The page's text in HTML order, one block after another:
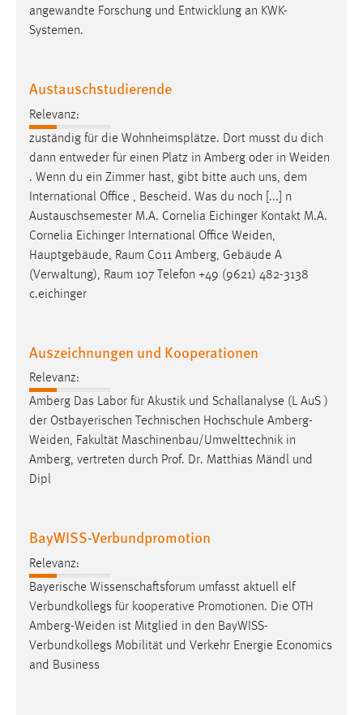
angewandte Forschung und Entwicklung an KWK-
Systemen.
Austauschstudierende
Relevanz:
zuständig für die Wohnheimsplätze. Dort musst du dich
dann entweder für einen Platz in Amberg oder in Weiden
. Wenn du ein Zimmer hast, gibt bitte auch uns, dem
International Office , Bescheid. Was du noch [...] n
Austauschsemester M.A. Cornelia Eichinger Kontakt M.A.
Cornelia Eichinger International Office Weiden,
Hauptgebäude, Raum C011 Amberg, Gebäude A
(Verwaltung), Raum 107 Telefon +49 (9621) 482-3138
c.eichinger
Auszeichnungen und Kooperationen
Relevanz:
Amberg Das Labor für Akustik und Schallanalyse (L AuS )
der Ostbayerischen Technischen Hochschule Amberg-
Weiden, Fakultät Maschinenbau/Umwelttechnik in
Amberg, vertreten durch Prof. Dr. Matthias Mändl und
Dipl
BayWISS-Verbundpromotion
Relevanz:
Bayerische Wissenschaftsforum umfasst aktuell elf
Verbundkollegs für kooperative Promotionen. Die OTH
Amberg-Weiden ist Mitglied in den BayWISS-
Verbundkollegs Mobilität und Verkehr Energie Economics
and Business
Cookie Laufzeit:
Max. 13 Monate
Marketing Cookies werden von Drittanbietern
verwendet, um personalisierte Werbung anzuzeigen.
Sie tun dies, indem sie Besucher über Websites
hinweg verfolgen.
Google Ads
Name:
_gcl_au
Anbieter:
Zweck:
Cookie Laufzeit:
3 Monate
Facebook Pixel
Anbieter:
Facebook
Zweck:
Conversion-Tracking
Cookie Laufzeit: